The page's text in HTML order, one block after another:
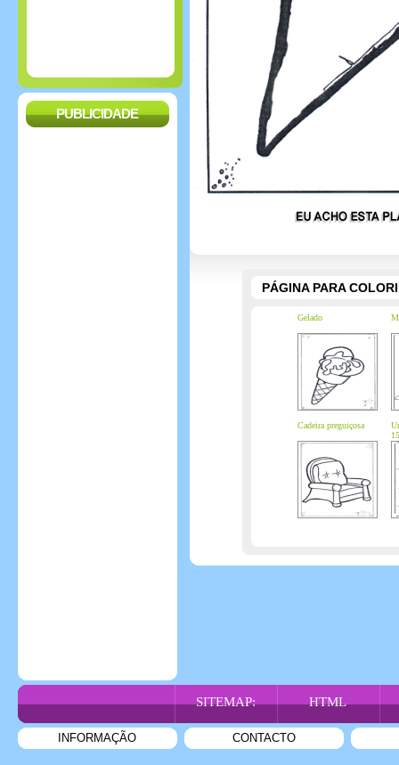
PUBLICIDADE
PÁGINA PARA
Gelado
Cadeira preguiçosa
15
SITEMAP: HTML
INFORMAÇÃO CONTACTO